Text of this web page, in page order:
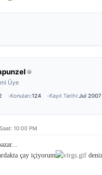
Üye
Konuları:124 Kayıt Tarihi:Jul 2007
10:00 PM
çay içiyorum